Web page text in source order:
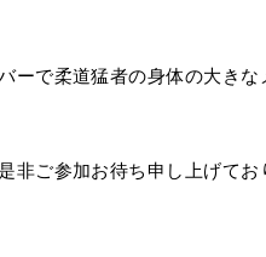
ーで柔道猛者の身体の大きな
非ご参加お待ち申し上げてお